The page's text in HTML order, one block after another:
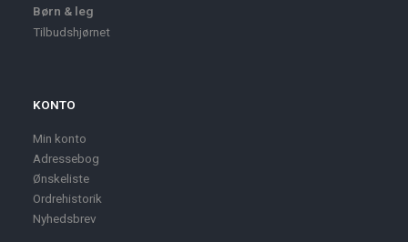
Børn & leg
Tilbudshjørnet
KONTO
Min konto
Adressebog
Ønskeliste
Ordrehistorik
Nyhedsbrev